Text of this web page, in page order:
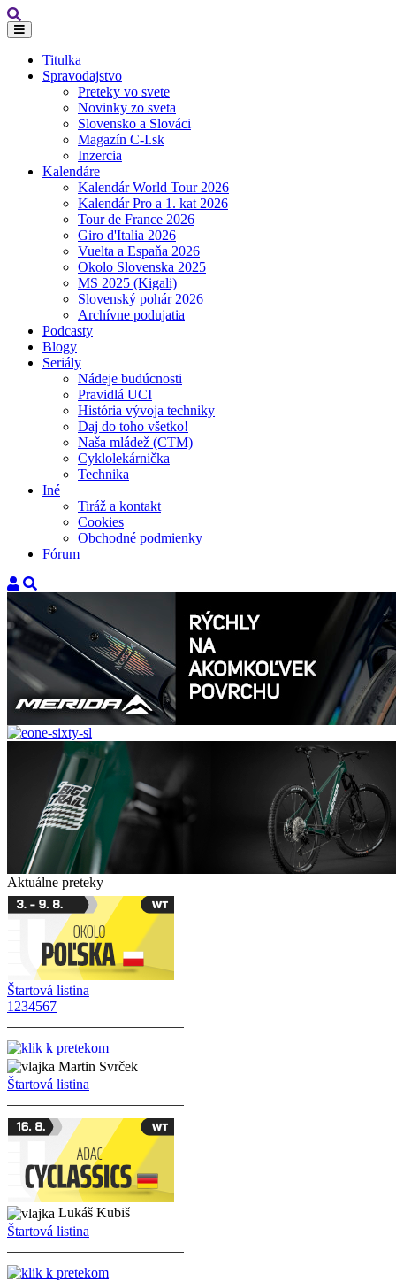
Titulka
Spravodajstvo
Preteky vo svete
Novinky zo sveta
Slovensko a Slováci
Magazín C-I.sk
Inzercia
Kalendáre
Kalendár World Tour 2026
Kalendár Pro a 1. kat 2026
Tour de France 2026
Giro d'Italia 2026
Vuelta a Espaňa 2026
Okolo Slovenska 2025
MS 2025 (Kigali)
Slovenský pohár 2026
Archívne podujatia
Podcasty
Blogy
Seriály
Nádeje budúcnosti
Pravidlá UCI
História vývoja techniky
Daj do toho všetko!
Naša mládež (CTM)
Cyklolekárnička
Technika
Iné
Tiráž a kontakt
Cookies
Obchodné podmienky
Fórum
Aktuálne preteky
Štartová listina
1 234567
Martin Svrček
Štartová listina
Lukáš Kubiš
Štartová listina